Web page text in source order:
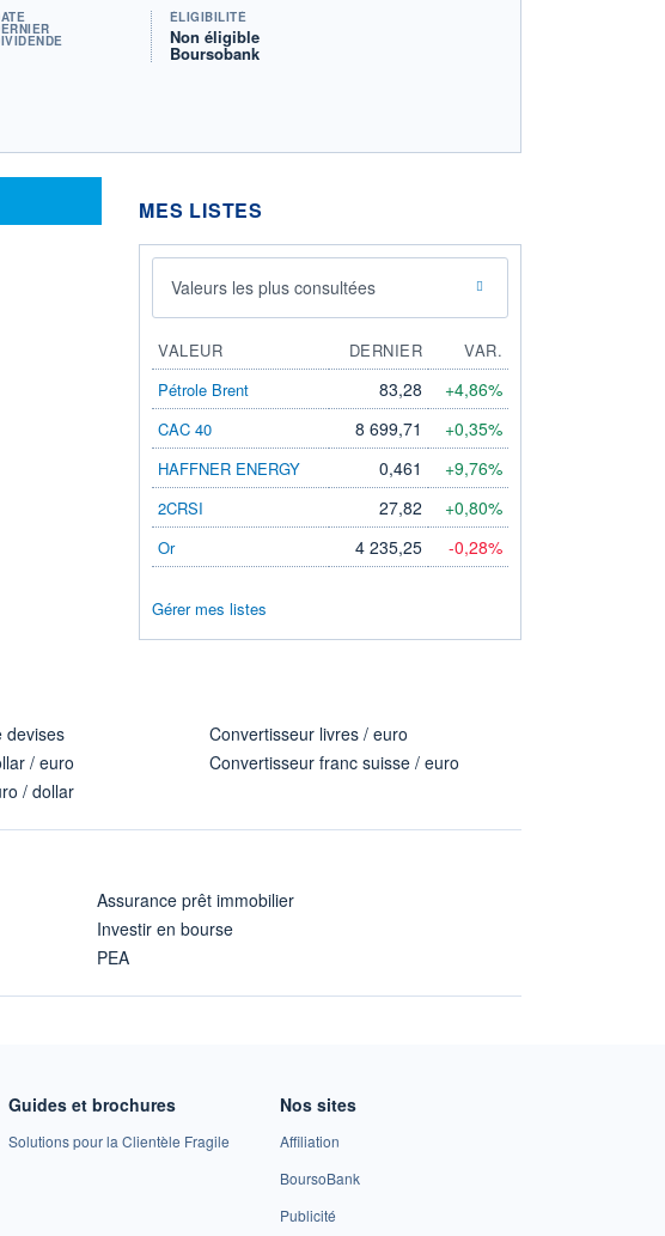
ÉLIGIBILITÉ
Non éligible
Boursobank
MES LISTES
Valeurs les plus consultées
VALEUR DERNIER
VAR.
Pétrole Brent
83,28 +4,86%
CAC 40 8 699,71 +0,35%
HAFFNER ENERGY 0,461 +9,76%
2CRSI 27,82 +0,80%
Or 4 235,25 -0,28%
Gérer mes listes
devises
/ euro
/ dollar
Convertisseur livres / euro
Convertisseur franc suisse / euro
Assurance prêt immobilier
Investir en bourse
PEA
Guides et brochures
Solutions pour la Clientèle Fragile
Nos sites
Affiliation
BoursoBank
Publicité